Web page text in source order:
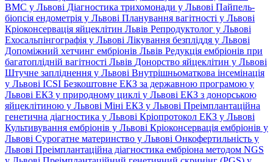
ВМС у Львові Діагностика трихомонади у Львові Пайпель-
біопсія ендометрія у Львові Планування вагітності у Львові
Кріоконсервація яйцеклітин Львів Репродуктолог у Львові
Ехосальпінгографія у Львові Лікування безпліддя у Львові
Допоміжний хетчинг ембріонів Львів Редукція ембріонів при
багатоплідній вагітності Львів Донорство яйцеклітин у Львові
Штучне запліднення у Львові Внутрішньоматкова інсемінація
у Львові ICSI Безкоштовне ЕКЗ за державною програмою у
Львові ЕКЗ у природному циклі у Львові ЕКЗ з донорською
яйцеклітиною у Львові Міні ЕКЗ у Львові Преімплантаційна
генетична діагностика у Львові Кріопротокол ЕКЗ у Львові
Культивування ембріонів у Львові Кріоконсервація ембріонів у
Львові Сурогатне материнство у Львові Онкофертильність у
Львові Преімплантаційна діагностика ембріона методом NGS